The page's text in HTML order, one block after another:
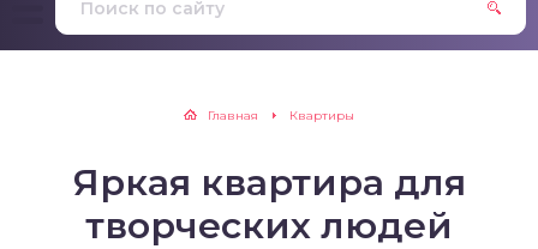
Главная Квартиры
Яркая квартира для
творческих людей